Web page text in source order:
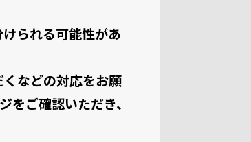
られる可能性があ
などの対応をお願
ご確認いただき、